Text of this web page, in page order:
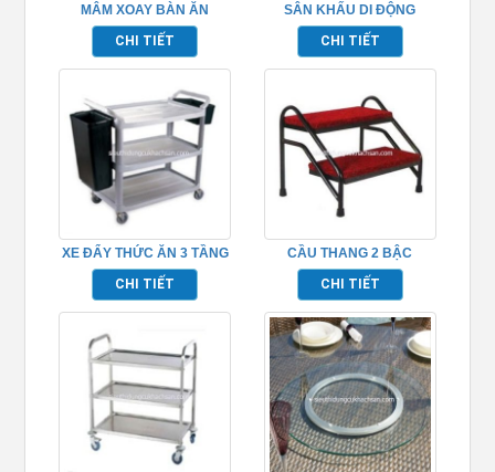
MÂM XOAY BÀN ĂN
TP681048
CHI TIẾT
SÂN KHẤU DI ĐỘNG
TP968013
CHI TIẾT
XE ĐẨY THỨC ĂN 3 TẦNG
BẰNG NHỰA TP_680114
CHI TIẾT
CẦU THANG 2 BẬC
CHI TIẾT